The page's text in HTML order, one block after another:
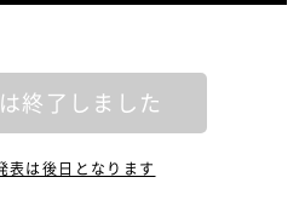
終了しました
表は後日となります